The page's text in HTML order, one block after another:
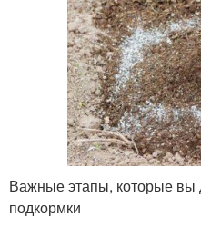
Важные этапы, которые вы
подкормки